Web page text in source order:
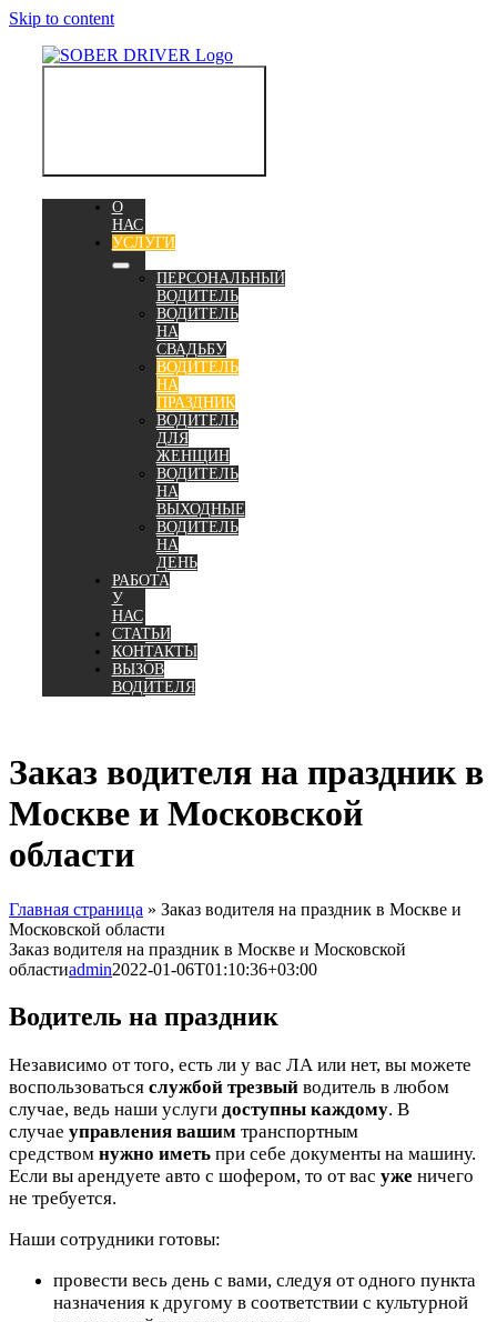
Skip to content
О
НАС
УСЛУГИ
ПЕРСОНАЛЬНЫЙ
ВОДИТЕЛЬ
ВОДИТЕЛЬ
НА
СВАДЬБУ
ВОДИТЕЛЬ
НА
ПРАЗДНИК
ВОДИТЕЛЬ
ДЛЯ
ЖЕНЩИН
ВОДИТЕЛЬ
НА
ВЫХОДНЫЕ
ВОДИТЕЛЬ
НА
ДЕНЬ
РАБОТА
У
НАС
СТАТЬИ
КОНТАКТЫ
ВЫЗОВ
ВОДИТЕЛЯ
Заказ водителя на праздник в
Москве и Московской
области
Главная страница » Заказ водителя на праздник в Москве и
Московской области
Заказ водителя на праздник в Москве и Московской
областиadmin2022-01-06T01:10:36+03:00
Водитель на праздник
Независимо от того, есть ли у вас ЛА или нет, вы можете
воспользоваться службой трезвый водитель в любом
случае, ведь наши услуги доступны каждому. В
случае управления вашим транспортным
средством нужно иметь при себе документы на машину.
Если вы арендуете авто с шофером, то от вас уже ничего
не требуется.
Наши сотрудники готовы:
провести весь день с вами, следуя от одного пункта
назначения к другому в соответствии с культурной